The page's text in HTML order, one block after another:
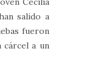
salido a
fueron
cárcel a un